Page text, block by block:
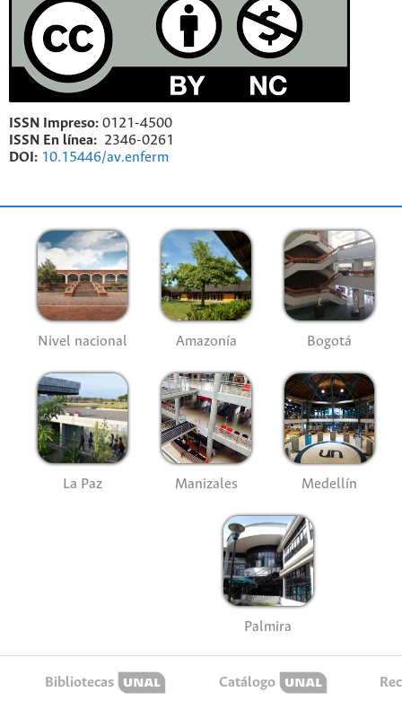
ISSN Impreso: 0121-4500
ISSN En línea: 2346-0261
DOI: 10.15446/av.enferm
Nivel nacional Amazonía Bogotá
La Paz Manizales Medellín
Palmira
Bibliotecas Catálogo